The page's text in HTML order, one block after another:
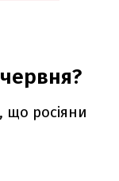
що росіяни